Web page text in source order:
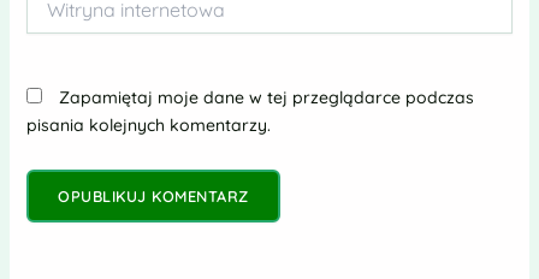
internetowa
Zapamiętaj moje dane w tej przeglądarce podczas
pisania kolejnych komentarzy.